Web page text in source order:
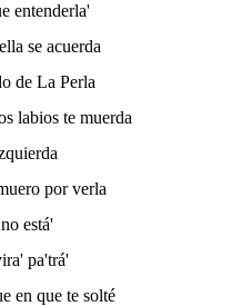
entenderla'
se acuerda
de La Perla
labios te muerda
por verla
está'
pa'trá'
en que te solté